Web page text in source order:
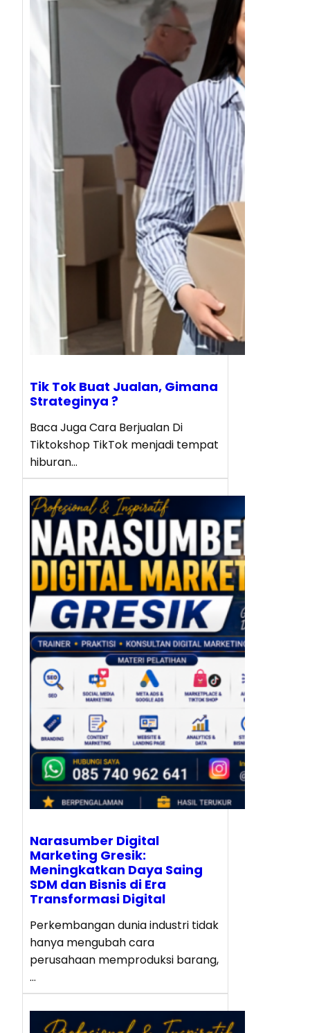
Tik Tok Buat Jualan, Gimana
Strateginya ?
Baca Juga Cara Berjualan Di
Tiktokshop TikTok menjadi tempat
hiburan…
Narasumber Digital
Marketing Gresik:
Meningkatkan Daya Saing
SDM dan Bisnis di Era
Transformasi Digital
Perkembangan dunia industri tidak
hanya mengubah cara
perusahaan memproduksi barang,
…